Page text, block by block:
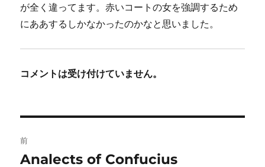
が全く違ってます。赤いコートの女を強調するため
にああするしかなかったのかなと思いました。
コメントは受け付けていません。
稿
前
前
Analects of Confucius